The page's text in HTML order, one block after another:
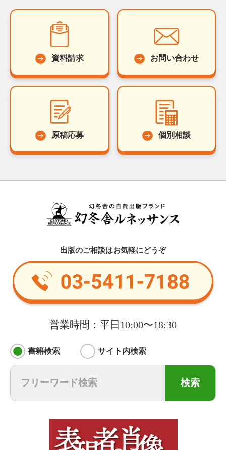
資料請求 お問い合わせ
原稿応募 個別相談
出版のご相談はお気軽にどうぞ
営業時間：平日10:00〜18:30
書籍検索 サイト内検索
検索